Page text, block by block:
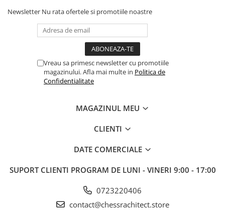
Newsletter Nu rata ofertele si promotiile noastre
Vreau sa primesc newsletter cu promotiile
magazinului. Afla mai multe in Politica de
Confidentialitate
MAGAZINUL MEU
CLIENTI
DATE COMERCIALE
SUPORT CLIENTI PROGRAM DE LUNI - VINERI 9:00 - 17:00
0723220406
contact@chessrachitect.store